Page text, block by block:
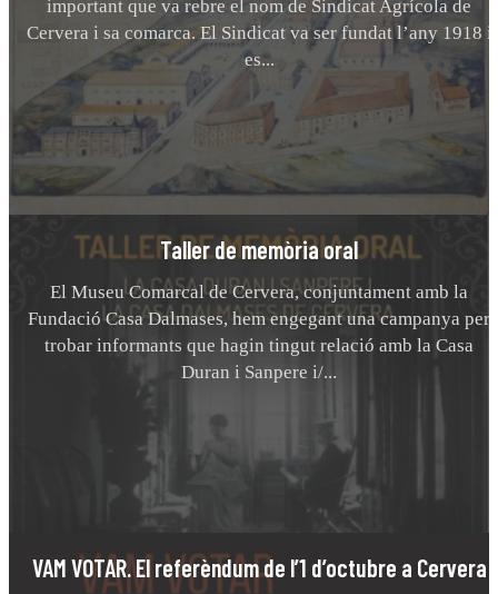
important que va rebre el nom de Sindicat Agrícola de
Cervera i sa comarca. El Sindicat va ser fundat l’any 1918 i
es...
Taller de memòria oral
El Museu Comarcal de Cervera, conjuntament amb la
Fundació Casa Dalmases, hem engegant una campanya per
trobar informants que hagin tingut relació amb la Casa
Duran i Sanpere i/...
VAM VOTAR. El referèndum de l’1 d’octubre a Cervera